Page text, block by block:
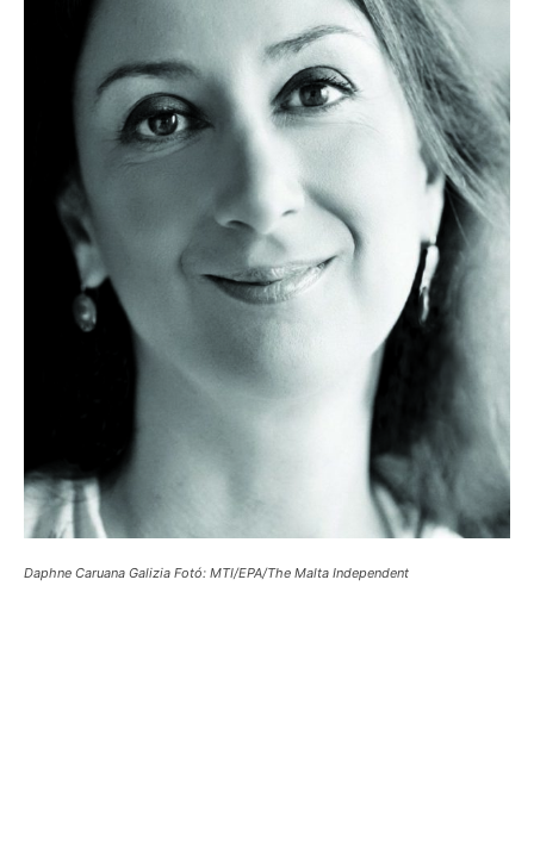
Daphne Caruana Galizia Fotó: MTI/EPA/The Malta Independent